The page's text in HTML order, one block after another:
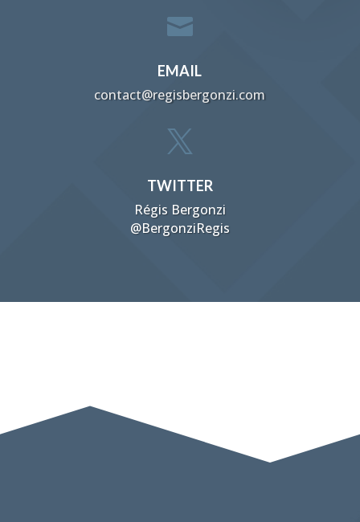

EMAIL
contact@regisbergonzi.com

TWITTER
Régis Bergonzi
@BergonziRegis